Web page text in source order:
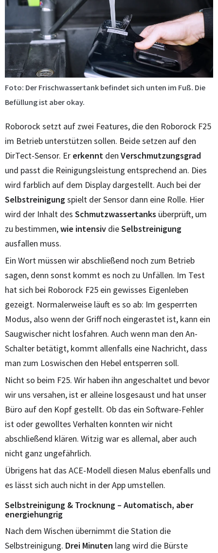
Foto: Der Frischwassertank befindet sich unten im Fuß. Die
Befüllung ist aber okay.
Roborock setzt auf zwei Features, die den Roborock F25
im Betrieb unterstützen sollen. Beide setzen auf den
DirTect-Sensor. Er erkennt den Verschmutzungsgrad
und passt die Reinigungsleistung entsprechend an. Dies
wird farblich auf dem Display dargestellt. Auch bei der
Selbstreinigungspielt der Sensor dann eine Rolle. Hier
wird der Inhalt des Schmutzwassertanks überprüft, um
zu bestimmen,wie intensiv dieSelbstreinigung
ausfallen muss.
Ein Wort müssen wir abschließend noch zum Betrieb
sagen, denn sonst kommt es noch zu Unfällen. Im Test
hat sich bei Roborock F25 ein gewisses Eigenleben
gezeigt. Normalerweise läuft es so ab: Im gesperrten
Modus, also wenn der Griff noch eingerastet ist, kann ein
Saugwischer nicht losfahren. Auch wenn man den An-
Schalter betätigt, kommt allenfalls eine Nachricht, dass
man zum Loswischen den Hebel entsperren soll.
Nicht so beim F25. Wir haben ihn angeschaltet und bevor
wir uns versahen, ist er alleine losgesaust und hat unser
Büro auf den Kopf gestellt. Ob das ein Software-Fehler
ist oder gewolltes Verhalten konnten wir nicht
abschließend klären. Witzig war es allemal, aber auch
nicht ganz ungefährlich.
Übrigens hat das ACE-Modell diesen Malus ebenfalls und
es lässt sich auch nicht in der App umstellen.
Selbstreinigung & Trocknung – Automatisch, aber
energiehungrig
Nach dem Wischen übernimmt die Station die
Selbstreinigung. Drei Minuten lang wird die Bürste